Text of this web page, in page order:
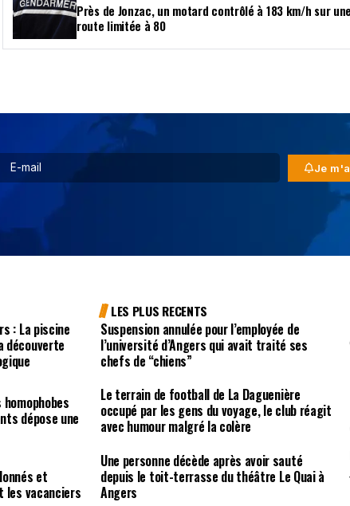
Près de Jonzac, un motard contrôlé à 183 km/h sur une
route limitée à 80
Je
: La piscine
découverte
dépose une
et
les vacanciers
LES PLUS RECENTS
Suspension annulée pour l’employée de
l’université d’Angers qui avait traité ses
chefs de “chiens”
Le terrain de football de La Daguenière
occupé par les gens du voyage, le club réagit
avec humour malgré la colère
Une personne décède après avoir sauté
depuis le toit-terrasse du théâtre Le Quai à
Angers